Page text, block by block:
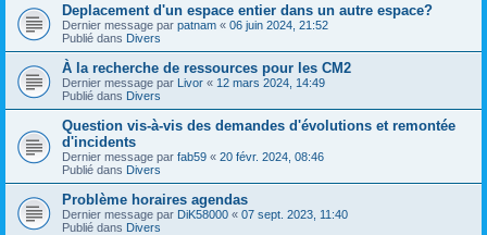
Deplacement d'un espace entier dans un autre espace?
Dernier message par patnam « 06 juin 2024, 21:52
Publié dans Divers
À la recherche de ressources pour les CM2
Dernier message par Livor « 12 mars 2024, 14:49
Publié dans Divers
Question vis-à-vis des demandes d'évolutions et remontée
d'incidents
Dernier message par fab59 « 20 févr. 2024, 08:46
Publié dans Divers
Problème horaires agendas
Dernier message par DiK58000 « 07 sept. 2023, 11:40
Publié dans Divers